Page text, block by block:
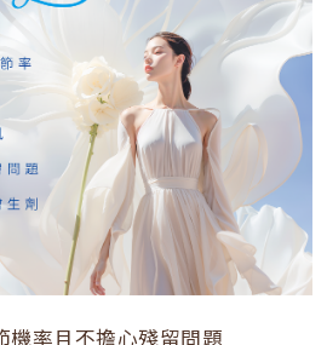
機率且不擔心殘留問題